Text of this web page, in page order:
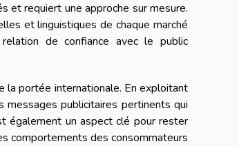
et requiert une approche sur mesure.
et linguistiques de chaque marché
de confiance avec le public
la portée internationale. En exploitant
publicitaires pertinents qui
également un aspect clé pour rester
comportements des consommateurs